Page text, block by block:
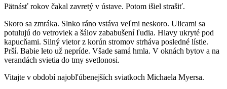
Pätnásť rokov čakal zavretý v ústave. Potom išiel strašiť.
Skoro sa zmráka. Slnko ráno vstáva veľmi neskoro. Ulicami sa
potulujú do vetroviek a šálov zababušení ľudia. Hlavy ukryté pod
kapucňami. Silný vietor z korún stromov strháva posledné lístie.
Prší. Babie leto už nepríde. Všade samá hmla. V oknách bytov a na
verandách svietia do tmy svetlonosi.
Vitajte v období najobľúbenejších sviatkoch Michaela Myersa.